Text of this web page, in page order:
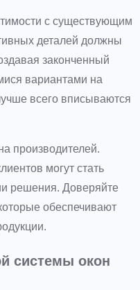
с существующим
деталей должны
законченный
вариантами на
всего вписываются
производителей.
могут стать
решения. Доверяйте
обеспечивают
системы окон